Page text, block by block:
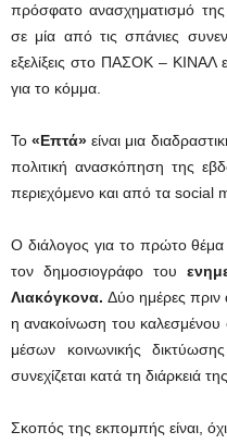
πρόσφατο ανασχηματισμό
σε μία από τις σπάνιες
εξελίξεις στο ΠΑΣΟΚ – ΚΙΝΑΛ
για το κόμμα.
Το«Επτά» είναι μια
πολιτική ανασκόπηση της
περιεχόμενο και από τα social
Ο διάλογος για το πρώτο θέμα
τον δημοσιογράφο του
Λιακόγκονα. Δύο ημέρες πριν
η ανακοίνωση του
μέσων κοινωνικής
συνεχίζεται κατά τη διάρκειά της.
Σκοπός της εκπομπής είναι,